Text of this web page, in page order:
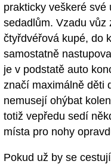
prakticky veškeré
sedadlům. Vzadu vůz
čtyřdvéřová kupé, do
samostatně
je v podstatě auto
značí maximálně děti
nemusejí ohýbat
totiž vepředu sedí
místa pro nohy
Pokud už by se